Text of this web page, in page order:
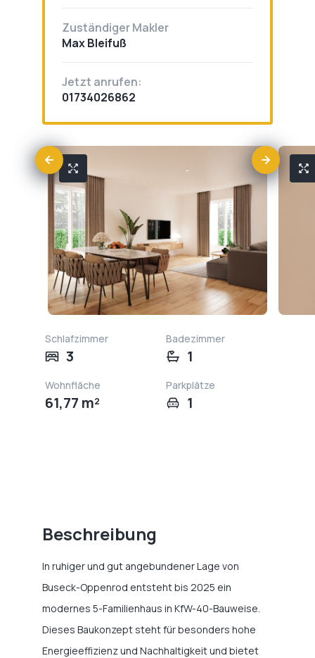
Zuständiger Makler
Max Bleifuß
Jetzt anrufen:
01734026862
Schlafzimmer
3
Badezimmer
1
Wohnfläche
61,77 m²
Parkplätze
1
Beschreibung
In ruhiger und gut angebundener Lage von
Buseck-Oppenrod entsteht bis 2025 ein
modernes 5-Familienhaus in KfW-40-Bauweise.
Dieses Baukonzept steht für besonders hohe
Energieeffizienz und Nachhaltigkeit und bietet